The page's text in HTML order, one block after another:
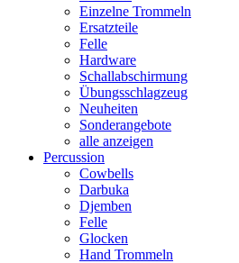
Einzelne Trommeln
Ersatzteile
Felle
Hardware
Schallabschirmung
Übungsschlagzeug
Neuheiten
Sonderangebote
alle anzeigen
Percussion
Cowbells
Darbuka
Djemben
Felle
Glocken
Hand Trommeln